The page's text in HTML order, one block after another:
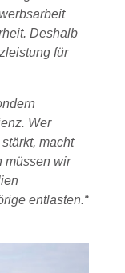
Deshalb
für
Wer
macht
müssen wir
entlasten.“